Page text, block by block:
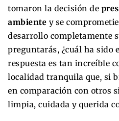
tomaron la decisión de
ambiente y se
desarrollo completamente
preguntarás, ¿cuál ha sido
respuesta es tan increíble
localidad tranquila que, si
en comparación con otros
limpia, cuidada y querida